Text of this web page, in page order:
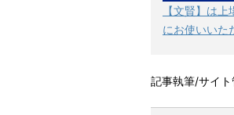
【文賢】は
にお使いいた
記事執筆/サイ